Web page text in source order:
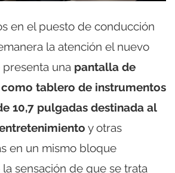
en el puesto de conducción
la atención el nuevo
una pantalla de
tablero de instrumentos
10,7 pulgadas destinada al
y otras
en un mismo bloque
sensación de que se trata